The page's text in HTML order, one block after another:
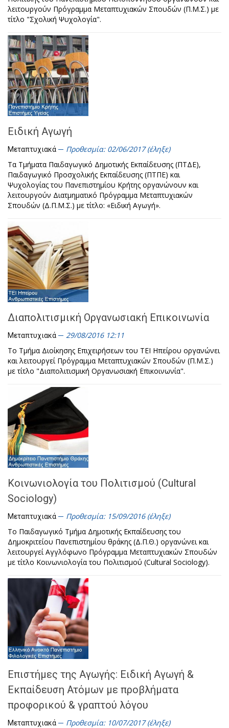
λειτουργούν Πρόγραμμα Μεταπτυχιακών Σπουδών (Π.Μ.Σ.) με
τίτλο "Σχολική Ψυχολογία".
Ειδική Αγωγή
Μεταπτυχιακά
Προθεσμία: 02/06/2017 (έληξε)
Τα Τμήματα Παιδαγωγικό Δημοτικής Εκπαίδευσης (ΠΤΔΕ),
Παιδαγωγικό Προσχολικής Εκπαίδευσης (ΠΤΠΕ) και
Ψυχολογίας του Πανεπιστημίου Κρήτης οργανώνουν και
λειτουργούν Διατμηματικό Πρόγραμμα Μεταπτυχιακών
Σπουδών (Δ.Π.Μ.Σ.) με τίτλο: «Ειδική Αγωγή».
Διαπολιτισμική Οργανωσιακή Επικοινωνία
Μεταπτυχιακά
29/08/2016 12:11
Το Τμήμα Διοίκησης Επιχειρήσεων του ΤΕΙ Ηπείρου οργανώνει
και λειτουργεί Πρόγραμμα Μεταπτυχιακών Σπουδών (Π.Μ.Σ.)
με τίτλο "Διαπολιτισμική Οργανωσιακή Επικοινωνία".
Κοινωνιολογία του Πολιτισμού (Cultural
Sociology)
Μεταπτυχιακά
Προθεσμία: 15/09/2016 (έληξε)
Το Παιδαγωγικό Τμήμα Δημοτικής Εκπαίδευσης του
Δημοκριτείου Πανεπιστημίου θράκης (Δ.Π.Θ.) οργανώνει και
λειτουργεί Αγγλόφωνο Πρόγραμμα Μεταπτυχιακών Σπουδών
με τίτλο Κοινωνιολογία του Πολιτισμού (Cultural Sociology).
Επιστήμες της Αγωγής: Ειδική Αγωγή &
Εκπαίδευση Ατόμων με προβλήματα
προφορικού & γραπτού λόγου
Μεταπτυχιακά
Προθεσμία: 10/07/2017 (έληξε)